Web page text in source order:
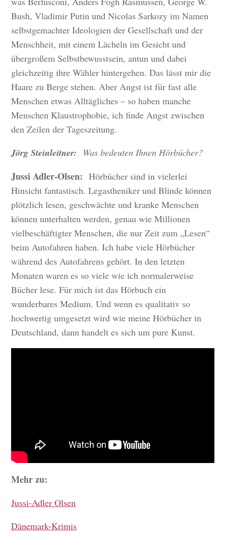
Bush, Vladimir Putin und Nicolas Sarkozy im Namen
selbstgemachter Ideologien der Gesellschaft und der
Menschheit, mit einem Lächeln im Gesicht und
übergroßem Selbstbewusstsein, antun und dabei
gleichzeitig ihre Wähler hintergehen. Das lässt mir die
Haare zu Berge stehen. Aber Angst ist für fast alle
Menschen etwas Alltägliches – so haben manche
Menschen Klaustrophobie, ich finde Angst zwischen
den Zeilen der Tageszeitung.
Jörg Steinleitner: Was bedeuten Ihnen Hörbücher?
Jussi Adler-Olsen: Hörbücher sind in vielerlei
Hinsicht fantastisch. Legastheniker und Blinde können
plötzlich lesen, geschwächte und kranke Menschen
können unterhalten werden, genau wie Millionen
vielbeschäftigter Menschen, die nur Zeit zum „Lesen“
beim Autofahren haben. Ich habe viele Hörbücher
während des Autofahrens gehört. In den letzten
Monaten waren es so viele wie ich normalerweise
Bücher lese. Für mich ist das Hörbuch ein
wunderbares Medium. Und wenn es qualitativ so
hochwertig umgesetzt wird wie meine Hörbücher in
Deutschland, dann handelt es sich um pure Kunst.
Mehr zu:
Jussi-Adler Olsen
Dänemark-Krimis